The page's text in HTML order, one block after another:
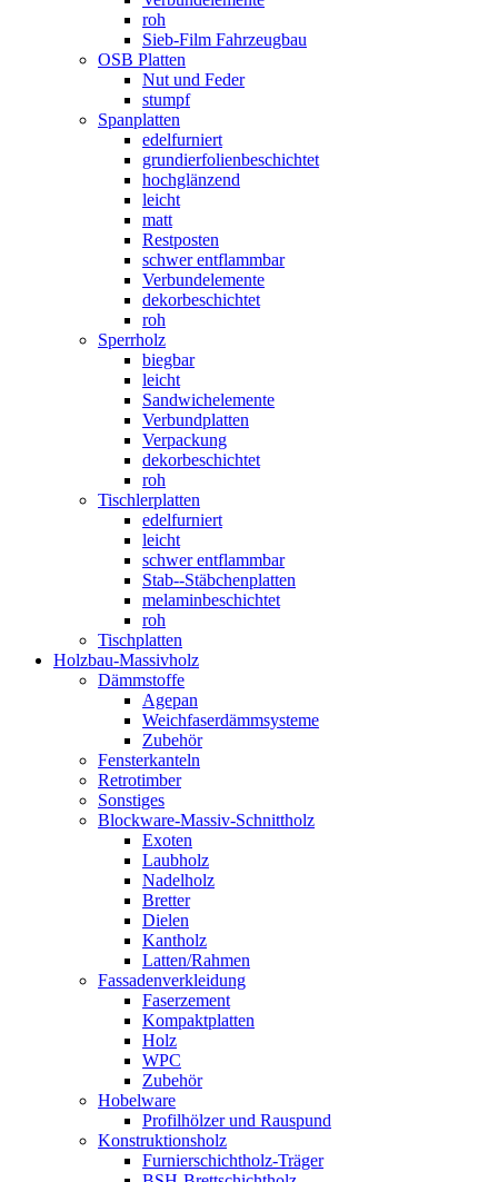
roh
Sieb-Film Fahrzeugbau
OSB Platten
Nut und Feder
stumpf
Spanplatten
edelfurniert
grundierfolienbeschichtet
hochglänzend
leicht
matt
Restposten
schwer entflammbar
Verbundelemente
dekorbeschichtet
roh
Sperrholz
biegbar
leicht
Sandwichelemente
Verbundplatten
Verpackung
dekorbeschichtet
roh
Tischlerplatten
edelfurniert
leicht
schwer entflammbar
Stab--Stäbchenplatten
melaminbeschichtet
roh
Tischplatten
Holzbau-Massivholz
Dämmstoffe
Agepan
Weichfaserdämmsysteme
Zubehör
Fensterkanteln
Retrotimber
Sonstiges
Blockware-Massiv-Schnittholz
Exoten
Laubholz
Nadelholz
Bretter
Dielen
Kantholz
Latten/Rahmen
Fassadenverkleidung
Faserzement
Kompaktplatten
Holz
WPC
Zubehör
Hobelware
Profilhölzer und Rauspund
Konstruktionsholz
Furnierschichtholz-Träger